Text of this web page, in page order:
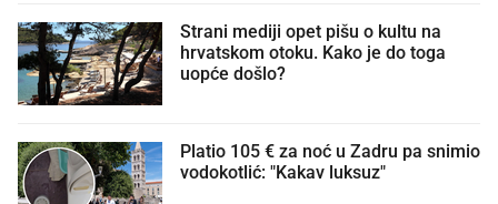
Strani mediji opet pišu o kultu na
hrvatskom otoku. Kako je do toga
uopće došlo?
Platio 105 € za noć u Zadru pa snimio
vodokotlić: "Kakav luksuz"